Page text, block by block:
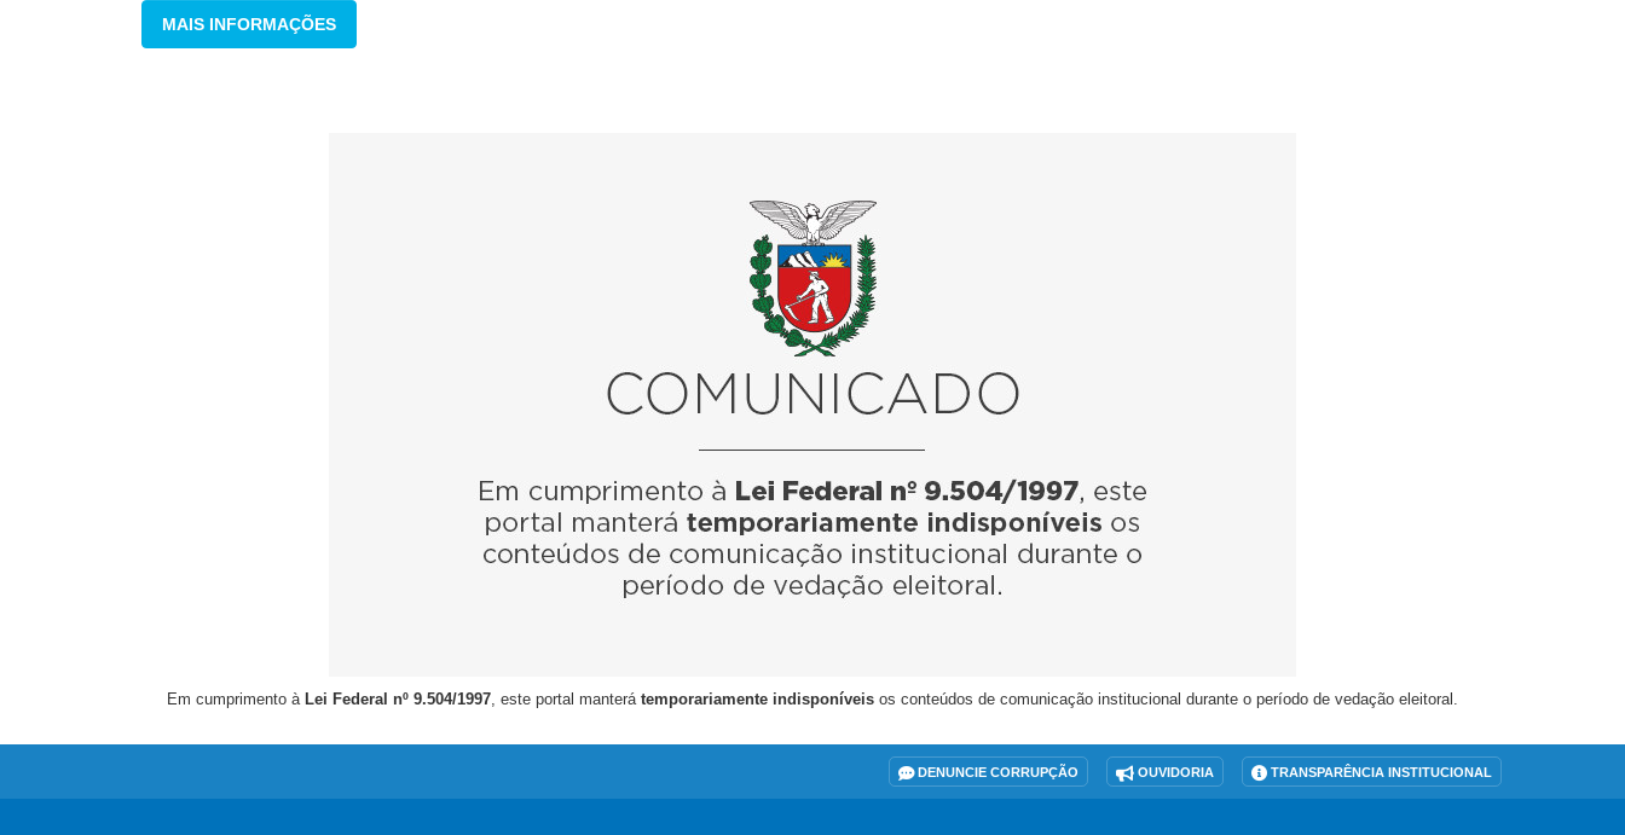
MAIS INFORMAÇÕES
Em cumprimento à Lei Federal nº 9.504/1997, este portal manterá temporariamente indisponíveis os conteúdos de comunicação institucional durante o período de vedação eleitoral.
DENUNCIE CORRUPÇÃO OUVIDORIA TRANSPARÊNCIA INSTITUCIONAL